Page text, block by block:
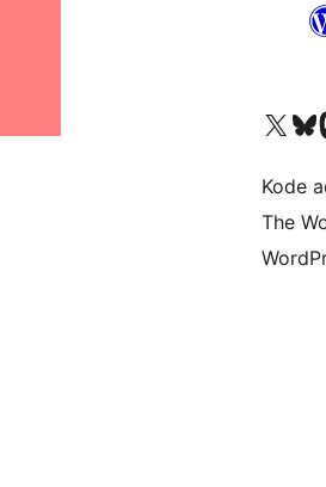
Kunjungi akun X (sebelumnya Twitter) kami
Visit
Kode
The